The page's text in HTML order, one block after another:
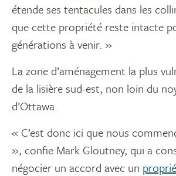
étende ses tentacules dans les
que cette propriété reste intacte
générations à venir. »
La zone d’aménagement la plus
de la lisière sud-est, non loin du
d’Ottawa.
« C’est donc ici que nous
», confie Mark Gloutney, qui a
négocier un accord avec un